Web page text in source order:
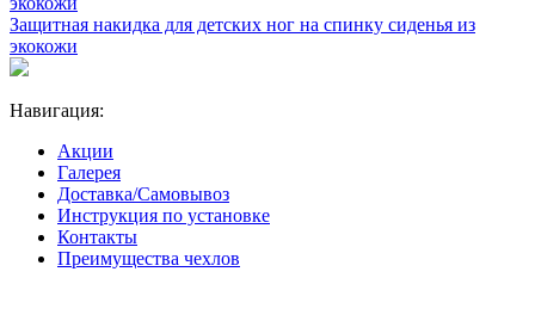
Защитная накидка для детских ног на спинку сиденья из
экокожи
Навигация:
Акции
Галерея
Доставка/Самовывоз
Инструкция по установке
Контакты
Преимущества чехлов